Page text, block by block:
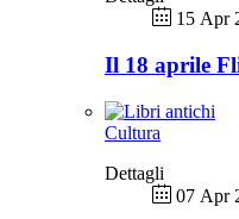
15 Apr
Il 18 aprile
Cultura
Dettagli
07 Apr